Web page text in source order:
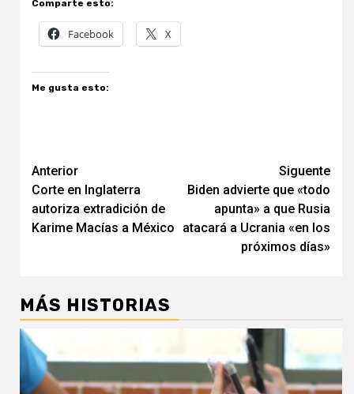
Comparte esto:
Facebook X
Me gusta esto:
Navegación
de
entradas
Anterior
Corte en Inglaterra
autoriza extradición de
Karime Macías a México
Siguente
Biden advierte que «todo
apunta» a que Rusia
atacará a Ucrania «en los
próximos días»
MÁS HISTORIAS